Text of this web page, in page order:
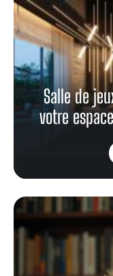
Salle de
votre